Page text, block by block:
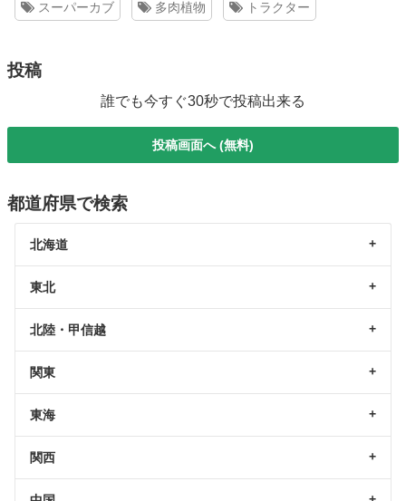
スーパーカブ 多肉植物 トラクター
投稿
誰でも今すぐ30秒で投稿出来る
投稿画面へ (無料)
都道府県で検索
北海道
東北
北陸・甲信越
関東
東海
関西